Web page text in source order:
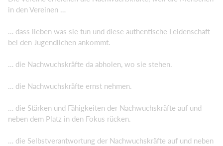
in den Vereinen …
… dass lieben was sie tun und diese authentische Leidenschaft
bei den Jugendlichen ankommt.
… die Nachwuchskräfte da abholen, wo sie stehen.
… die Nachwuchskräfte ernst nehmen.
… die Stärken und Fähigkeiten der Nachwuchskräfte auf und
neben dem Platz in den Fokus rücken.
… die Selbstverantwortung der Nachwuchskräfte auf und neben